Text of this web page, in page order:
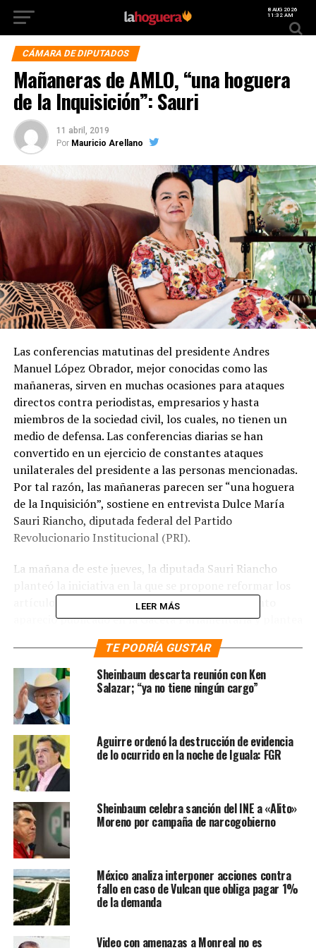
8 AUG 2026
11:32 AM
CÁMARA DE DIPUTADOS
Mañaneras de AMLO, “una hoguera
de la Inquisición”: Sauri
11 abril, 2019
Por Mauricio Arellano
Las conferencias matutinas del presidente Andres
Manuel López Obrador, mejor conocidas como las
mañaneras, sirven en muchas ocasiones para ataques
directos contra periodistas, empresarios y hasta
miembros de la sociedad civil, los cuales, no tienen un
medio de defensa. Las conferencias diarias se han
convertido en un ejercicio de constantes ataques
unilaterales del presidente a las personas mencionadas.
Por tal razón, las mañaneras parecen ser “una hoguera
de la Inquisición”, sostiene en entrevista Dulce María
Sauri Riancho, diputada federal del Partido
Revolucionario Institucional (PRI).
La mañana de este jueves, la diputada Sauri Riancho
artículos 108 y 111 constitucionales. El documento
apareció publicado en la Gaceta Parlamentaria y plantea
engrosar el proyecto que fue aprobado en el Senado
respecto a los delitos por los que ahora podrían ser
juzgados el presidente y los legisladores.
La diputada propone una reforma al artículo 108,
destinado a señalar sobre qué delitos puede ser
imputado y juzgado el presidente de la República. La
iniciativa propone que el presidente López Obrador
pueda ser juzgado por “daño moral en términos del
Código Civil”.
Por otro lado, “la modificación al artículo 111
constitucional va encaminada a permitir que, para
proceder penalmente en contra del presidente, solo sea
necesario realizar la acusación ante la Cámara de
Senadores en los términos del artículo 110 del mismo
texto”.
En entrevista con LaHoguera.mx, Sauri Riancho
LEER MÁS
TE PODRÍA GUSTAR
Sheinbaum descarta reunión con Ken
Salazar; “ya no tiene ningún cargo”
Aguirre ordenó la destrucción de evidencia
de lo ocurrido en la noche de Iguala: FGR
Sheinbaum celebra sanción del INE a «Alito»
Moreno por campaña de narcogobierno
México analiza interponer acciones contra
fallo en caso de Vulcan que obliga pagar 1%
de la demanda
Video con amenazas a Monreal no es